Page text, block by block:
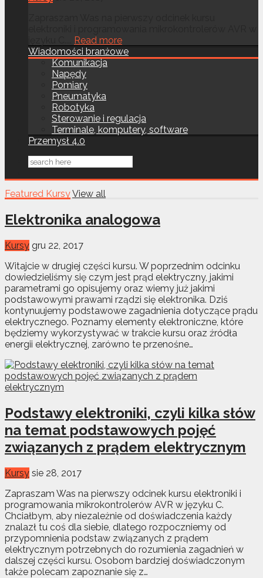
Read more
Wiadomości branżowe
Komunikacja
Napędy
Pomiary
Pneumatyka
Robotyka
Sterowanie i regulacja
Terminale, komputery, software
Przemysł 4.0
Featured KursyView all
Elektronika analogowa
Kursy gru 22, 2017
Witajcie w drugiej części kursu. W poprzednim odcinku
dowiedzieliśmy się czym jest prąd elektryczny, jakimi
parametrami go opisujemy oraz wiemy już jakimi
podstawowymi prawami rządzi się elektronika. Dziś
kontynuujemy podstawowe zagadnienia dotyczące prądu
elektrycznego. Poznamy elementy elektroniczne, które
będziemy wykorzystywać w trakcie kursu oraz źródła
energii elektrycznej, zarówno te przenośne…
Podstawy elektroniki, czyli kilka słów
na temat podstawowych pojęć
związanych z prądem elektrycznym
Kursy sie 28, 2017
Zapraszam Was na pierwszy odcinek kursu elektroniki i
programowania mikrokontrolerów AVR w języku C.
Chciałbym, aby niezależnie od doświadczenia każdy
znalazł tu coś dla siebie, dlatego rozpoczniemy od
przypomnienia podstaw związanych z prądem
elektrycznym potrzebnych do rozumienia zagadnień w
dalszej części kursu. Osobom bardziej doświadczonym
także polecam zapoznanie się z…